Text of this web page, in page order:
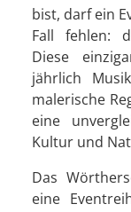
bist, darf ein
Fall fehlen:
Diese
jährlich
malerische
eine
Kultur und
Das
eine